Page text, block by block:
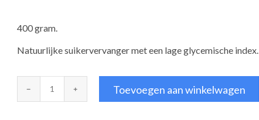
400 gram.
Natuurlijke suikervervanger met een lage glycemische index.
Kokosbloesemsuiker
aantal
Toevoegen aan winkelwagen